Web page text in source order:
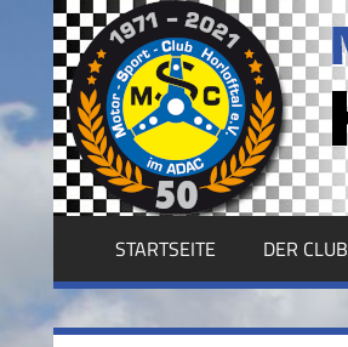
springen MSC
HORLOFFTAL
E.V.
STARTSEITE DER CLUB